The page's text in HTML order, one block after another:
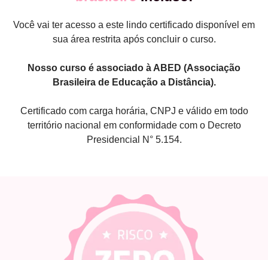
Você vai ter acesso a este lindo certificado disponível em
sua área restrita após concluir o curso.
Nosso curso é associado à ABED (Associação
Brasileira de Educação a Distância).
Certificado com carga horária, CNPJ e válido em todo
território nacional em conformidade com o Decreto
Presidencial N° 5.154.